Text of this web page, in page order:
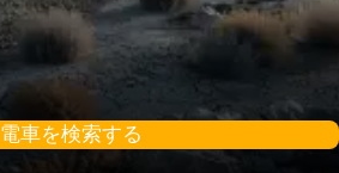
電車を検索する